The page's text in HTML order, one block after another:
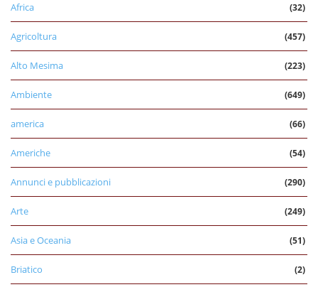
Africa (32)
Agricoltura (457)
Alto Mesima (223)
Ambiente (649)
america (66)
Americhe (54)
Annunci e pubblicazioni (290)
Arte (249)
Asia e Oceania (51)
Briatico (2)